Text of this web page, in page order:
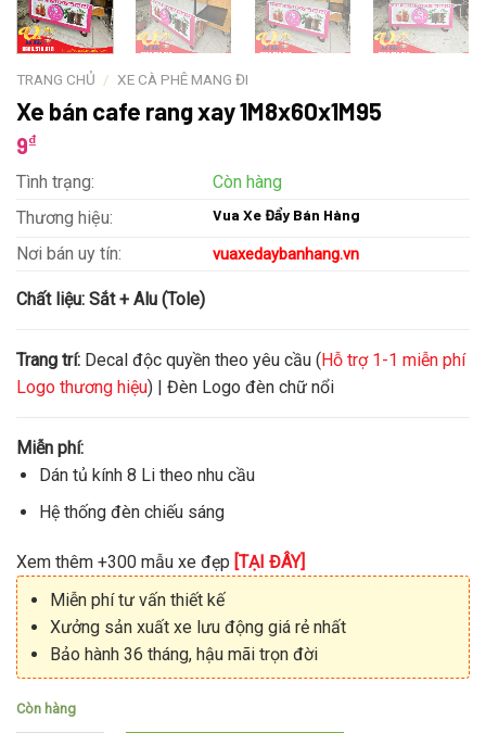
TRANG CHỦ / XE CÀ PHÊ MANG ĐI
Xe bán cafe rang xay 1M8x60x1M95
9₫
Tình trạng:
Còn hàng
Thương hiệu:
Vua Xe Đẩy Bán Hàng
Nơi bán uy tín: vuaxedaybanhang.vn
Chất liệu: Sắt + Alu (Tole)
Trang trí: Decal độc quyền theo yêu cầu (Hỗ trợ 1-1 miễn phí
Logo thương hiệu) | Đèn Logo đèn chữ nổi
Miễn phí:
Dán tủ kính 8 Li theo nhu cầu
Hệ thống đèn chiếu sáng
Xem thêm +300 mẫu xe đẹp [TẠI ĐÂY]
Miễn phí tư vấn thiết kế
Xưởng sản xuất xe lưu động giá rẻ nhất
Bảo hành 36 tháng, hậu mãi trọn đời
Còn hàng